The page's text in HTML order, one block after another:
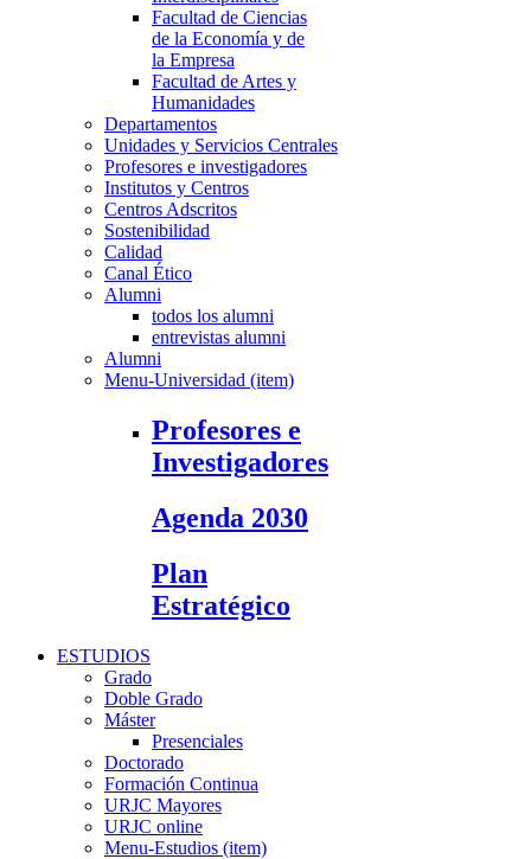
Facultad de Ciencias
de la Economía y de
la Empresa
Facultad de Artes y
Humanidades
Departamentos
Unidades y Servicios Centrales
Profesores e investigadores
Institutos y Centros
Centros Adscritos
Sostenibilidad
Calidad
Canal Ético
Alumni
todos los alumni
entrevistas alumni
Alumni
Menu-Universidad (item)
Profesores e
Investigadores
Agenda 2030
Plan
Estratégico
ESTUDIOS
Grado
Doble Grado
Máster
Presenciales
Doctorado
Formación Continua
URJC Mayores
URJC online
Menu-Estudios (item)